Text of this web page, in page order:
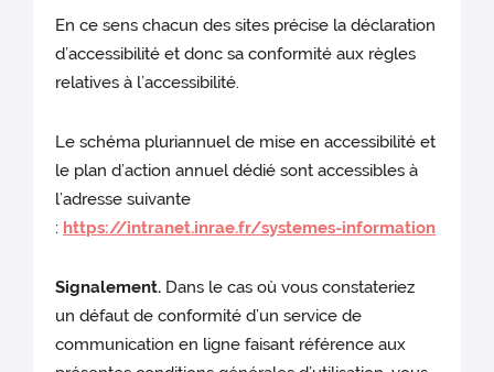
En ce sens chacun des sites précise la déclaration
d’accessibilité et donc sa conformité aux règles
relatives à l’accessibilité.
Le schéma pluriannuel de mise en accessibilité et
le plan d’action annuel dédié sont accessibles à
l’adresse suivante
: https://intranet.inrae.fr/systemes-information
Signalement. Dans le cas où vous constateriez
un défaut de conformité d’un service de
communication en ligne faisant référence aux